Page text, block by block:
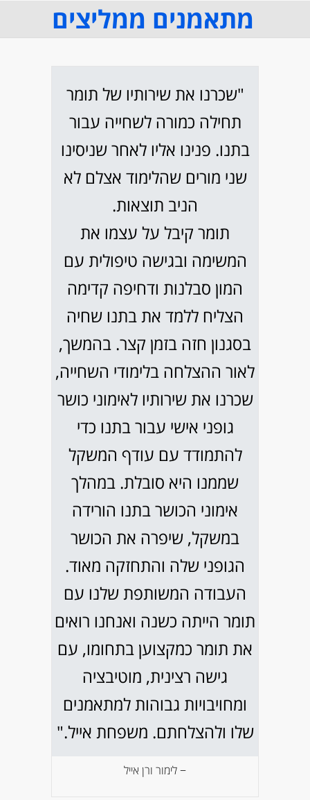
מתאמנים ממליצים
"שכרנו את שירותיו של תומר
תחילה כמורה לשחייה עבור
בתנו. פנינו אליו לאחר שניסינו
שני מורים שהלימוד אצלם לא
הניב תוצאות.
תומר קיבל על עצמו את
המשימה ובגישה טיפולית עם
המון סבלנות ודחיפה קדימה
הצליח ללמד את בתנו שחיה
בסגנון חזה בזמן קצר. בהמשך,
לאור ההצלחה בלימודי השחייה,
שכרנו את שירותיו לאימוני כושר
גופני אישי עבור בתנו כדי
להתמודד עם עודף המשקל
שממנו היא סובלת. במהלך
אימוני הכושר בתנו הורידה
במשקל, שיפרה את הכושר
הגופני שלה והתחזקה מאוד.
העבודה המשותפת שלנו עם
תומר הייתה כשנה ואנחנו רואים
את תומר כמקצוען בתחומו, עם
גישה רצינית, מוטיבציה
ומחויבויות גבוהות למתאמנים
שלו ולהצלחתם. משפחת אייל."
− לימור ורן אייל